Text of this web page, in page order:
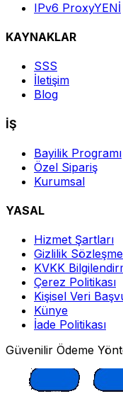
IPv6 ProxyYENİ
KAYNAKLAR
SSS
İletişim
Blog
İŞ
Bayilik Programı
Özel Sipariş
Kurumsal
YASAL
Hizmet Şartları
Gizlilik
KVKK
Çerez Politikası
Kişisel Veri
Künye
İade Politikası
Güvenilir Ödeme